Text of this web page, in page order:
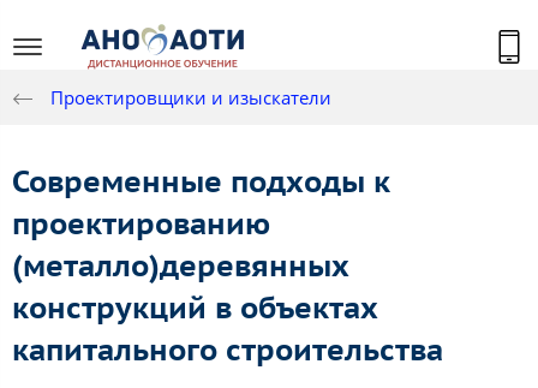
Проектировщики и изыскатели
Современные подходы к
проектированию
(металло)деревянных
конструкций в объектах
капитального строительства